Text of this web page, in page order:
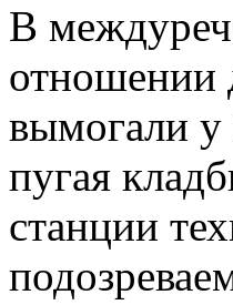
В
отношении
вымогали
пугая
станции